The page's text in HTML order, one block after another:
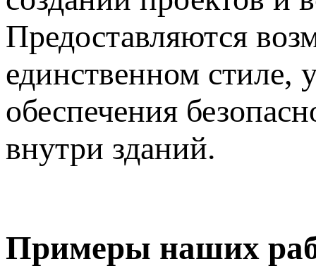
Предоставляются
единственном стиле,
обеспечения
внутри зданий.
Примеры наших